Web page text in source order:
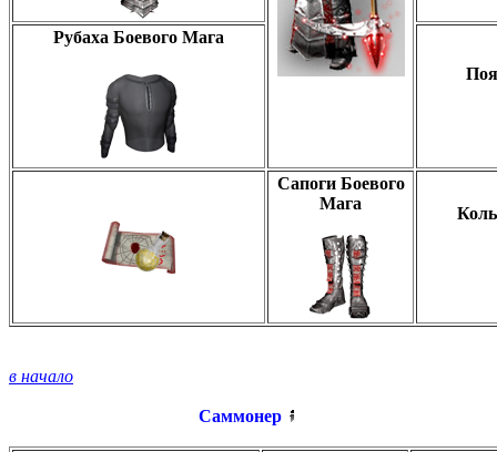
Рубаха Боевого Мага
Сапоги Боевого
Мага
в начало
Саммонер